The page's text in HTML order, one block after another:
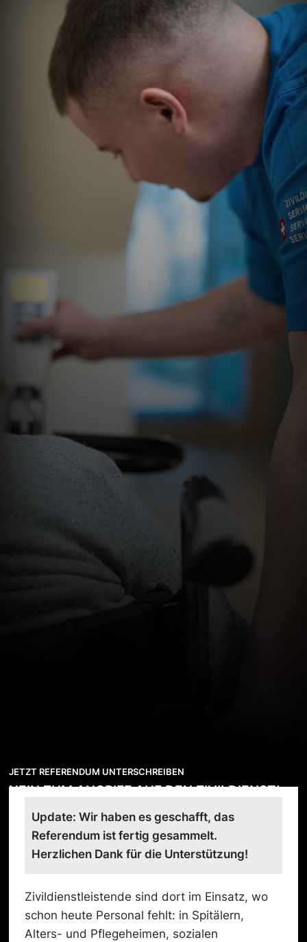
JETZT REFERENDUM UNTERSCHREIBEN
NEIN ZUM ANGRIFF AUF DEN ZIVILDIENST!
Update: Wir haben es geschafft, das
Referendum ist fertig gesammelt.
Herzlichen Dank für die Unterstützung!
Zivildienstleistende sind dort im Einsatz, wo
schon heute Personal fehlt: in Spitälern,
Alters- und Pflegeheimen, sozialen